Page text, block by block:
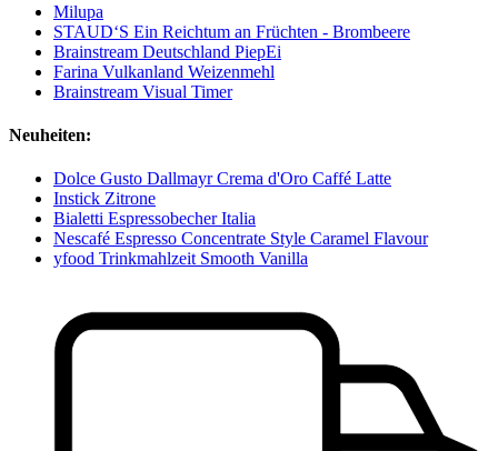
Milupa
STAUD‘S Ein Reichtum an Früchten - Brombeere
Brainstream Deutschland PiepEi
Farina Vulkanland Weizenmehl
Brainstream Visual Timer
Neuheiten:
Dolce Gusto Dallmayr Crema d'Oro Caffé Latte
Instick Zitrone
Bialetti Espressobecher Italia
Nescafé Espresso Concentrate Style Caramel Flavour
yfood Trinkmahlzeit Smooth Vanilla